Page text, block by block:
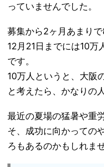
っていませんでした。
募集から2ヶ月あまり
12月21日までには10万
です。
10万人というと、大阪
と考えたら、かなりの
最近の夏場の猛暑や重
そ、成功に向かっての
ろもあるのかもしれませ